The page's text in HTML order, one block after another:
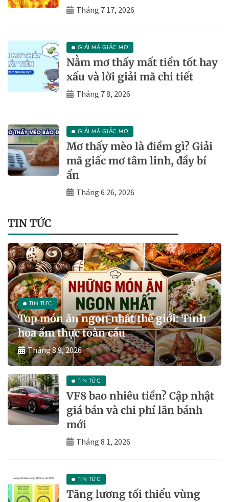
Tháng 7 17, 2026
GIẢI MÃ GIẤC MƠ
Nằm mơ thấy mất tiền tốt hay
xấu và lời giải mã chi tiết
Tháng 7 8, 2026
GIẢI MÃ GIẤC MƠ
Mơ thấy mèo là điềm gì? Giải
mã giấc mơ tâm linh, đầy bí
ẩn
Tháng 6 26, 2026
TIN TỨC
TIN TỨC
Top món ăn ngon nhất thế giới: Tinh
hoa ẩm thực toàn cầu
Tháng 8 9, 2026
TIN TỨC
VF8 bao nhiêu tiền? Cập nhật
giá bán và chi phí lăn bánh
mới
Tháng 8 1, 2026
TIN TỨC
Tăng lương tối thiểu vùng